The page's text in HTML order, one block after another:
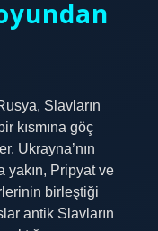
Slavların
kısmına göç
Ukrayna’nın
yakın, Pripyat ve
birleştiği
antik Slavların